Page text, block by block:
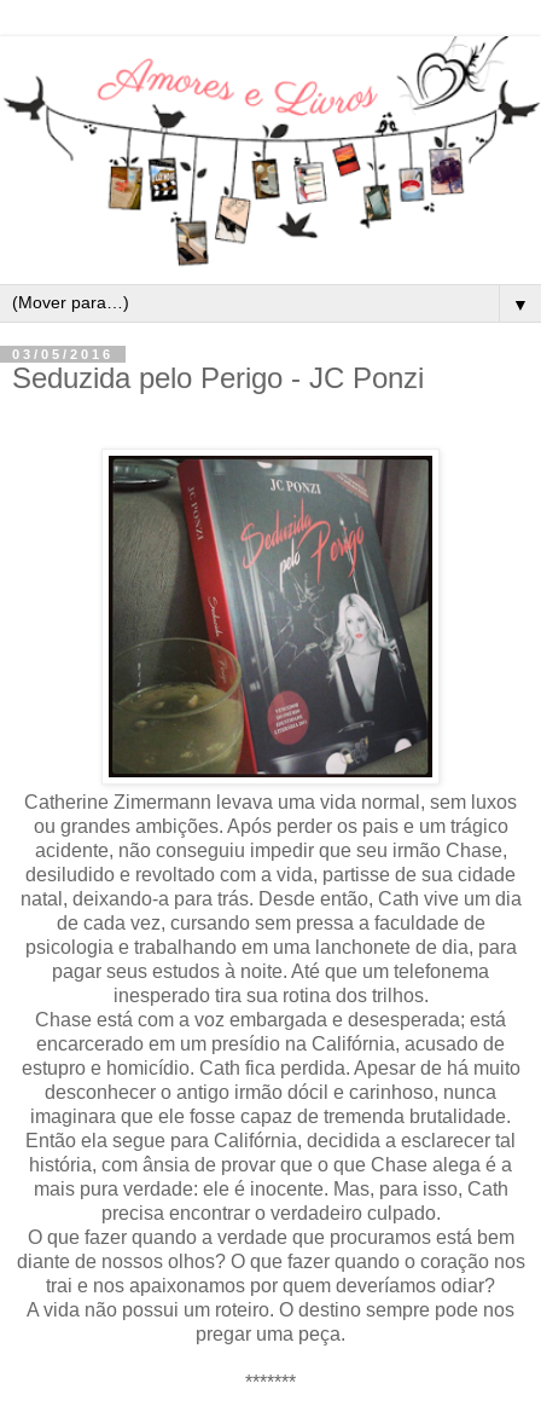
▼
03/05/2016
Seduzida pelo Perigo - JC Ponzi
Catherine Zimermann levava uma vida normal, sem luxos
ou grandes ambições. Após perder os pais e um trágico
acidente, não conseguiu impedir que seu irmão Chase,
desiludido e revoltado com a vida, partisse de sua cidade
natal, deixando-a para trás. Desde então, Cath vive um dia
de cada vez, cursando sem pressa a faculdade de
psicologia e trabalhando em uma lanchonete de dia, para
pagar seus estudos à noite. Até que um telefonema
inesperado tira sua rotina dos trilhos.
Chase está com a voz embargada e desesperada; está
encarcerado em um presídio na Califórnia, acusado de
estupro e homicídio. Cath fica perdida. Apesar de há muito
desconhecer o antigo irmão dócil e carinhoso, nunca
imaginara que ele fosse capaz de tremenda brutalidade.
Então ela segue para Califórnia, decidida a esclarecer tal
história, com ânsia de provar que o que Chase alega é a
mais pura verdade: ele é inocente. Mas, para isso, Cath
precisa encontrar o verdadeiro culpado.
O que fazer quando a verdade que procuramos está bem
diante de nossos olhos? O que fazer quando o coração nos
trai e nos apaixonamos por quem deveríamos odiar?
A vida não possui um roteiro. O destino sempre pode nos
pregar uma peça.
*******